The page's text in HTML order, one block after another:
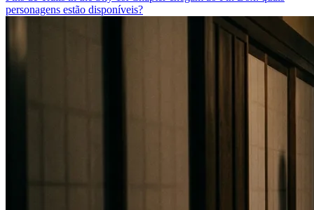
personagens estão disponíveis?